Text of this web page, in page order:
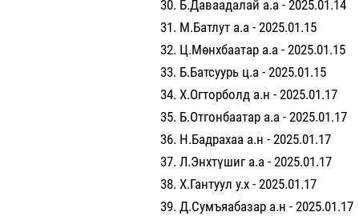
Б.Даваадалай а.а - 2025.01.14
М.Батлут а.а - 2025.01.15
Ц.Мөнхбаатар а.а - 2025.01.15
Б.Батсуурь ц.а - 2025.01.15
Х.Огторболд а.н - 2025.01.17
Б.Отгонбаатар а.а - 2025.01.17
Н.Бадрахаа а.н - 2025.01.17
Л.Энхтүшиг а.а - 2025.01.17
Х.Гантуул у.х - 2025.01.17
Д.Сумъяабазар а.н - 2025.01.17